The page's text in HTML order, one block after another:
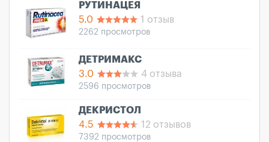
РУТИНАЦЕЯ
5.0
1 отзыв
2262 просмотров
ДЕТРИМАКС
3.0
4 отзыва
2596 просмотров
ДЕКРИСТОЛ
4.5
12 отзывов
7392 просмотров